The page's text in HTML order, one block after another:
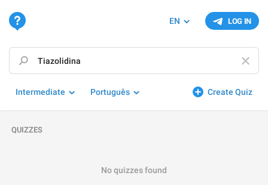
LOG IN
EN
Create Quiz
Intermediate Português
QUIZZES
No quizzes found